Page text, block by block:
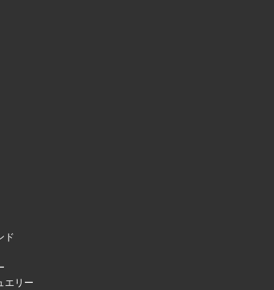
ド
エリー